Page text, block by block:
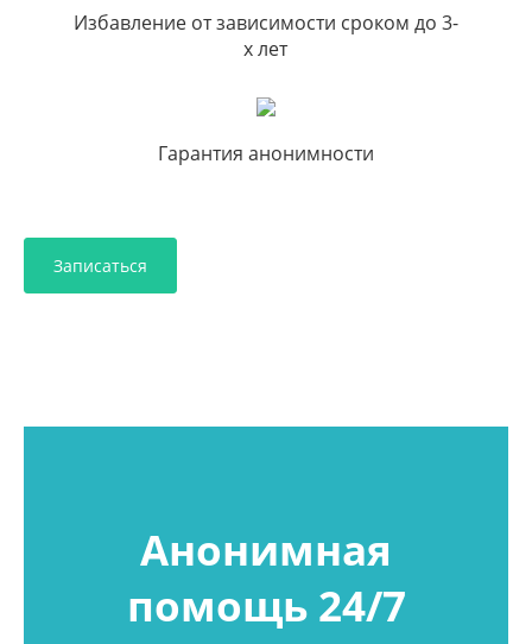
Избавление от зависимости сроком до 3-
х лет
Гарантия анонимности
Записаться
Анонимная
помощь 24/7